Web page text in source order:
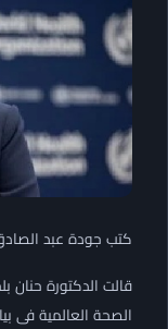
كتب جودة عبد
قالت الدكتورة حنان
الصحة العالمية فى